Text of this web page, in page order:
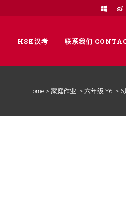
HSK汉考 联系我们
Home > 家庭作业 > 六年级 Y6 > 6